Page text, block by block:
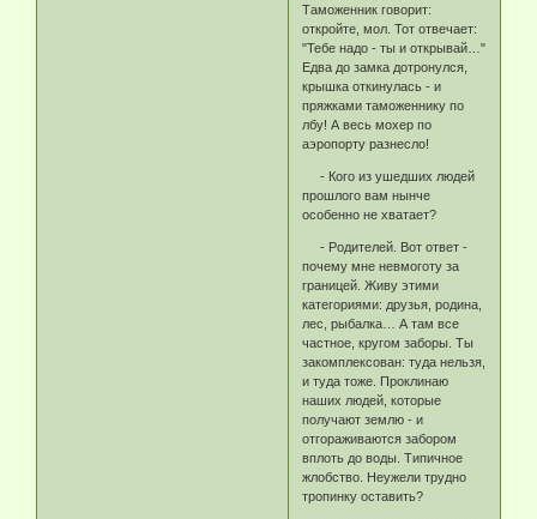
Таможенник говорит:
откройте, мол. Тот отвечает:
"Тебе надо - ты и открывай…"
Едва до замка дотронулся,
крышка откинулась - и
пряжками таможеннику по
лбу! А весь мохер по
аэропорту разнесло!
- Кого из ушедших людей
прошлого вам нынче
особенно не хватает?
- Родителей. Вот ответ -
почему мне невмоготу за
границей. Живу этими
категориями: друзья, родина,
лес, рыбалка… А там все
частное, кругом заборы. Ты
закомплексован: туда нельзя,
и туда тоже. Проклинаю
наших людей, которые
получают землю - и
отгораживаются забором
вплоть до воды. Типичное
жлобство. Неужели трудно
тропинку оставить?